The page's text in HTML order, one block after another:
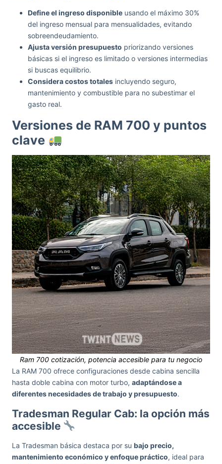
Define el ingreso disponible usando el máximo 30%
del ingreso mensual para mensualidades, evitando
sobreendeudamiento.
Ajusta versión presupuesto priorizando versiones
básicas si el ingreso es limitado o versiones intermedias
si buscas equilibrio.
Considera costos totales incluyendo seguro,
mantenimiento y combustible para no subestimar el
gasto real.
Versiones de RAM 700 y puntos
clave
Ram 700 cotización, potencia accesible para tu negocio
La RAM 700 ofrece configuraciones desde cabina sencilla
hasta doble cabina con motor turbo, adaptándose a
diferentes necesidades de trabajo y presupuesto.
Tradesman Regular Cab: la opción más
accesible
La Tradesman básica destaca por su bajo precio,
mantenimiento económico y enfoque práctico, ideal para